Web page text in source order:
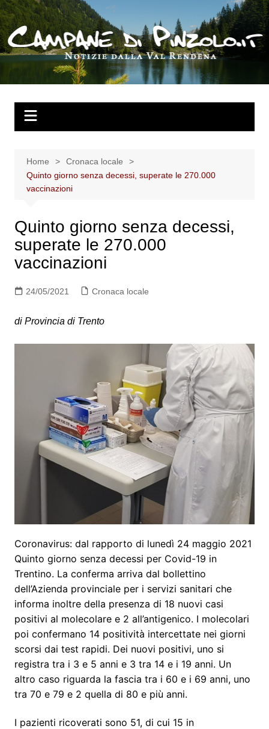
Salta
al
contenuto
Home
Cronaca locale
Quinto giorno senza decessi, superate le 270.000
vaccinazioni
Quinto giorno senza decessi,
superate le 270.000
vaccinazioni
24/05/2021 Cronaca locale
di Provincia di Trento
Coronavirus: dal rapporto di lunedì 24 maggio 2021
Quinto giorno senza decessi per Covid-19 in
Trentino. La conferma arriva dal bollettino
dell’Azienda provinciale per i servizi sanitari che
informa inoltre della presenza di 18 nuovi casi
positivi al molecolare e 2 all’antigenico. I molecolari
poi confermano 14 positività intercettate nei giorni
scorsi dai test rapidi. Dei nuovi positivi, uno si
registra tra i 3 e 5 anni e 3 tra 14 e i 19 anni. Un
altro caso riguarda la fascia tra i 60 e i 69 anni, uno
tra 70 e 79 e 2 quella di 80 e più anni.
I pazienti ricoverati sono 51, di cui 15 in